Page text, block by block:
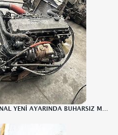
Isuzu ISUZU NOR 70 4HE1 ORJİNAL YENİ AYARINDA BUHARSIZ MOTOR